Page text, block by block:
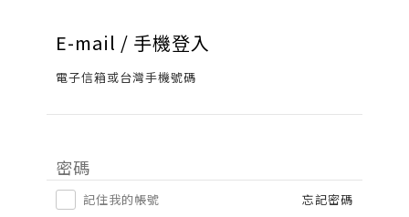
E-mail / 手機登入
電子信箱或台灣手機號碼
密碼
記住我的帳號
忘記密碼